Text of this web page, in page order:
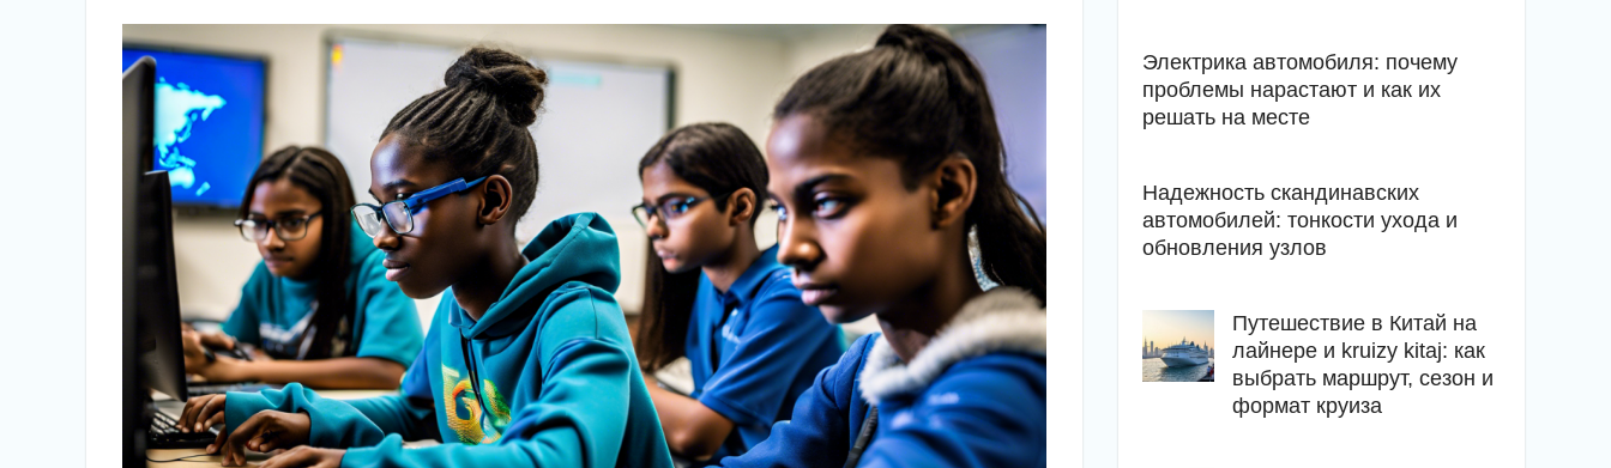
Электрика автомобиля: почему
проблемы нарастают и как их
решать на месте
Надежность скандинавских
автомобилей: тонкости ухода и
обновления узлов
Путешествие в Китай на
лайнере и kruizy kitaj: как
выбрать маршрут, сезон и
формат круиза